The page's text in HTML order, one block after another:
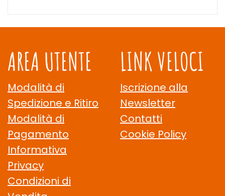
AREA UTENTE
Modalità di
Spedizione e Ritiro
Modalità di
Pagamento
Informativa
Privacy
Condizioni di
LINK VELOCI
Iscrizione alla
Newsletter
Contatti
Cookie Policy